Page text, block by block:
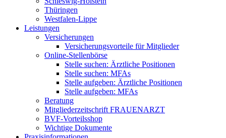
Thüringen
Westfalen-Lippe
Leistungen
Versicherungen
Versicherungsvorteile für Mitglieder
Online-Stellenbörse
Stelle suchen: Ärztliche Positionen
Stelle suchen: MFAs
Stelle aufgeben: Ärztliche Positionen
Stelle aufgeben: MFAs
Beratung
Mitgliederzeitschrift FRAUENARZT
BVF-Vorteilsshop
Wichtige Dokumente